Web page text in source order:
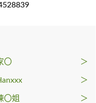
〇 ＞
＞
〇姐 ＞